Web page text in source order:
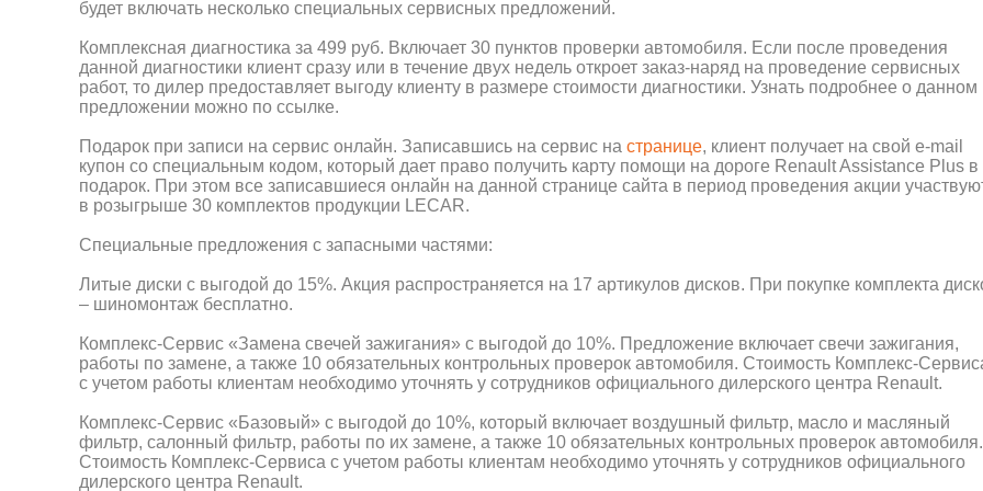
будет включать несколько специальных сервисных предложений.
Комплексная диагностика за 499 руб. Включает 30 пунктов проверки автомобиля. Если после проведения
данной диагностики клиент сразу или в течение двух недель откроет заказ-наряд на проведение сервисных
работ, то дилер предоставляет выгоду клиенту в размере стоимости диагностики. Узнать подробнее о данном
предложении можно по ссылке.
Подарок при записи на сервис онлайн. Записавшись на сервис на странице, клиент получает на свой e-mail
купон со специальным кодом, который дает право получить карту помощи на дороге Renault Assistance Plus в
подарок. При этом все записавшиеся онлайн на данной странице сайта в период проведения акции
в розыгрыше 30 комплектов продукции LECAR.
Специальные предложения с запасными частями:
Литые диски с выгодой до 15%. Акция распространяется на 17 артикулов дисков. При покупке комплекта
– шиномонтаж бесплатно.
Комплекс-Сервис «Замена свечей зажигания» с выгодой до 10%. Предложение включает свечи зажигания,
работы по замене, а также 10 обязательных контрольных проверок автомобиля. Стоимость Комплекс-
с учетом работы клиентам необходимо уточнять у сотрудников официального дилерского центра Renault.
Комплекс-Сервис «Базовый» с выгодой до 10%, который включает воздушный фильтр, масло и масляный
фильтр, салонный фильтр, работы по их замене, а также 10 обязательных контрольных проверок автомобиля.
Стоимость Комплекс-Сервиса с учетом работы клиентам необходимо уточнять у сотрудников официального
дилерского центра Renault.